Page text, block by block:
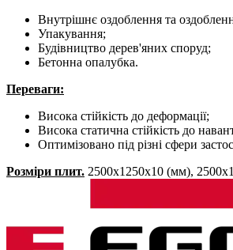
Внутрішнє оздоблення та
Упакування;
Будівництво дерев'яних споруд;
Бетонна опалубка.
Переваги:
Висока стійкість до деформації;
Висока статична стійкість до
Оптимізовано під різні сфери
Розміри плит. 2500x1250х10 (мм),